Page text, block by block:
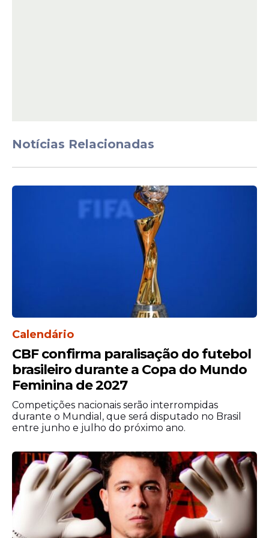
da Sorte
Veja Também
Somente em 2025, foram arrecadadas
quase 100 toneladas de alimentos,
beneficiando entidades sociais e cozinhas
solidárias, e alcançando um total de mais
vulnerabilidade social e alimentar no
município.
Notícias Relacionadas
Calendário
CBF confirma paralisação do futebol
brasileiro durante a Copa do Mundo
Feminina de 2027
Competições nacionais serão interrompidas
durante o Mundial, que será disputado no Brasil
entre junho e julho do próximo ano.